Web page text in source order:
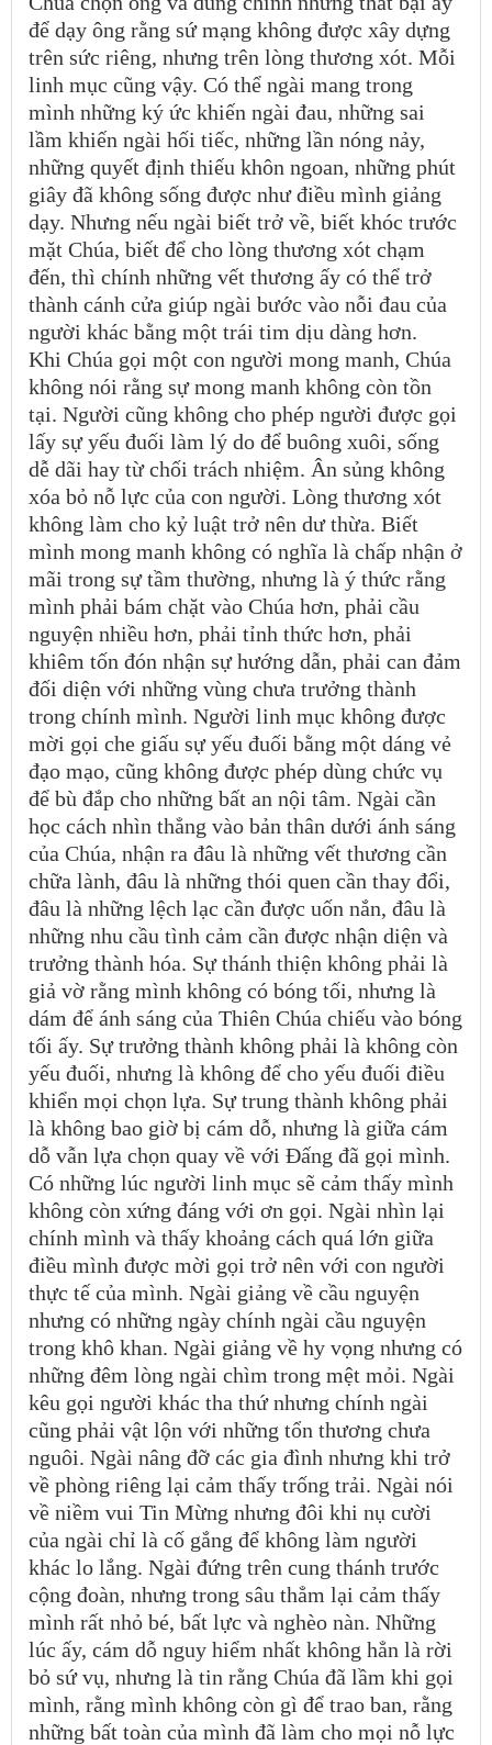
để dạy ông rằng sứ mạng không được xây dựng
trên sức riêng, nhưng trên lòng thương xót. Mỗi
linh mục cũng vậy. Có thể ngài mang trong
mình những ký ức khiến ngài đau, những sai
lầm khiến ngài hối tiếc, những lần nóng nảy,
những quyết định thiếu khôn ngoan, những phút
giây đã không sống được như điều mình giảng
dạy. Nhưng nếu ngài biết trở về, biết khóc trước
mặt Chúa, biết để cho lòng thương xót chạm
đến, thì chính những vết thương ấy có thể trở
thành cánh cửa giúp ngài bước vào nỗi đau của
người khác bằng một trái tim dịu dàng hơn.
Khi Chúa gọi một con người mong manh, Chúa
không nói rằng sự mong manh không còn tồn
tại. Người cũng không cho phép người được gọi
lấy sự yếu đuối làm lý do để buông xuôi, sống
dễ dãi hay từ chối trách nhiệm. Ân sủng không
xóa bỏ nỗ lực của con người. Lòng thương xót
không làm cho kỷ luật trở nên dư thừa. Biết
mình mong manh không có nghĩa là chấp nhận ở
mãi trong sự tầm thường, nhưng là ý thức rằng
mình phải bám chặt vào Chúa hơn, phải cầu
nguyện nhiều hơn, phải tỉnh thức hơn, phải
khiêm tốn đón nhận sự hướng dẫn, phải can đảm
đối diện với những vùng chưa trưởng thành
trong chính mình. Người linh mục không được
mời gọi che giấu sự yếu đuối bằng một dáng vẻ
đạo mạo, cũng không được phép dùng chức vụ
để bù đắp cho những bất an nội tâm. Ngài cần
học cách nhìn thẳng vào bản thân dưới ánh sáng
của Chúa, nhận ra đâu là những vết thương cần
chữa lành, đâu là những thói quen cần thay đổi,
đâu là những lệch lạc cần được uốn nắn, đâu là
những nhu cầu tình cảm cần được nhận diện và
trưởng thành hóa. Sự thánh thiện không phải là
giả vờ rằng mình không có bóng tối, nhưng là
dám để ánh sáng của Thiên Chúa chiếu vào bóng
tối ấy. Sự trưởng thành không phải là không còn
yếu đuối, nhưng là không để cho yếu đuối điều
khiển mọi chọn lựa. Sự trung thành không phải
là không bao giờ bị cám dỗ, nhưng là giữa cám
dỗ vẫn lựa chọn quay về với Đấng đã gọi mình.
Có những lúc người linh mục sẽ cảm thấy mình
không còn xứng đáng với ơn gọi. Ngài nhìn lại
chính mình và thấy khoảng cách quá lớn giữa
điều mình được mời gọi trở nên với con người
thực tế của mình. Ngài giảng về cầu nguyện
nhưng có những ngày chính ngài cầu nguyện
trong khô khan. Ngài giảng về hy vọng nhưng có
những đêm lòng ngài chìm trong mệt mỏi. Ngài
kêu gọi người khác tha thứ nhưng chính ngài
cũng phải vật lộn với những tổn thương chưa
nguôi. Ngài nâng đỡ các gia đình nhưng khi trở
về phòng riêng lại cảm thấy trống trải. Ngài nói
về niềm vui Tin Mừng nhưng đôi khi nụ cười
của ngài chỉ là cố gắng để không làm người
khác lo lắng. Ngài đứng trên cung thánh trước
cộng đoàn, nhưng trong sâu thẳm lại cảm thấy
mình rất nhỏ bé, bất lực và nghèo nàn. Những
lúc ấy, cám dỗ nguy hiểm nhất không hẳn là rời
bỏ sứ vụ, nhưng là tin rằng Chúa đã lầm khi gọi
mình, rằng mình không còn gì để trao ban, rằng
những bất toàn của mình đã làm cho mọi nỗ lực